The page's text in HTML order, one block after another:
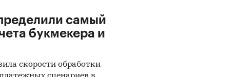
самый
букмекера и
скорости обработки